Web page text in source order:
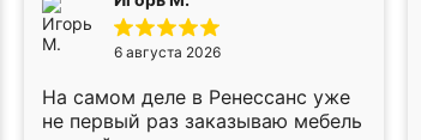
6 августа 2026
На самом деле в Ренессанс уже
не первый раз заказываю мебель